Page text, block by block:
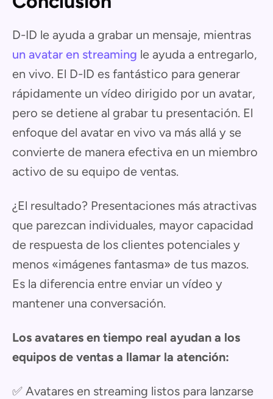
D-ID le ayuda a grabar un mensaje, mientras
un avatar en streaming le ayuda a entregarlo,
en vivo. El D-ID es fantástico para generar
rápidamente un vídeo dirigido por un avatar,
pero se detiene al grabar tu presentación. El
enfoque del avatar en vivo va más allá y se
convierte de manera efectiva en un miembro
activo de su equipo de ventas.
¿El resultado? Presentaciones más atractivas
que parezcan individuales, mayor capacidad
de respuesta de los clientes potenciales y
menos «imágenes fantasma» de tus mazos.
Es la diferencia entre enviar un vídeo y
mantener una conversación.
Los avatares en tiempo real ayudan a los
equipos de ventas a llamar la atención:
✅ Avatares en streaming listos para lanzarse